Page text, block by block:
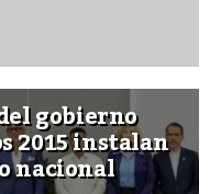
gobierno
2015 instalan
nacional